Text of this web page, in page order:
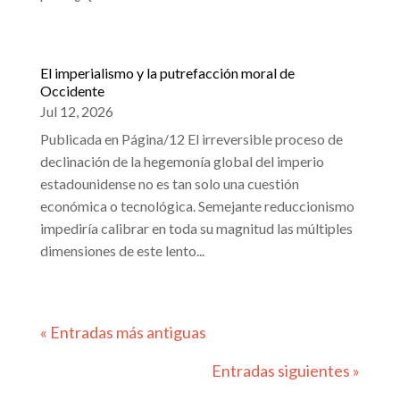
El imperialismo y la putrefacción moral de
Occidente
Jul 12, 2026
Publicada en Página/12 El irreversible proceso de
declinación de la hegemonía global del imperio
estadounidense no es tan solo una cuestión
económica o tecnológica. Semejante reduccionismo
impediría calibrar en toda su magnitud las múltiples
dimensiones de este lento...
« Entradas más antiguas
Entradas siguientes »